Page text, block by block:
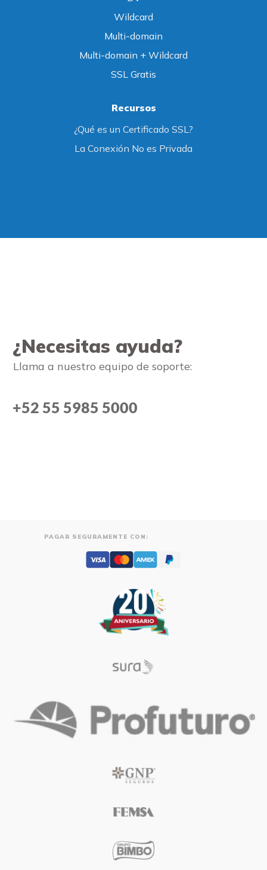
Wildcard
Multi-domain
Multi-domain + Wildcard
SSL Gratis
Recursos
¿Qué es un Certificado SSL?
La Conexión No es Privada
¿Necesitas ayuda?
Llama a nuestro equipo de soporte:
+52 55 5985 5000
PAGAR SEGURAMENTE CON: